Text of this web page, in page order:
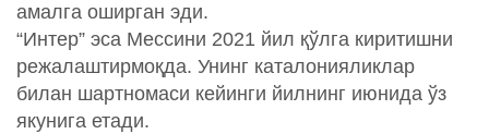
амалга оширган эди.
“Интер” эса Мессини 2021 йил қўлга киритишни
режалаштирмоқда. Унинг каталонияликлар
билан шартномаси кейинги йилнинг июнида ўз
якунига етади.